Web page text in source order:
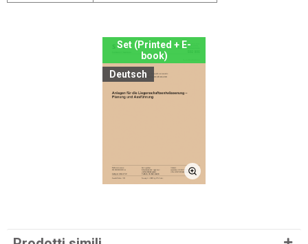
Set (Printed + E-
book)
Deutsch